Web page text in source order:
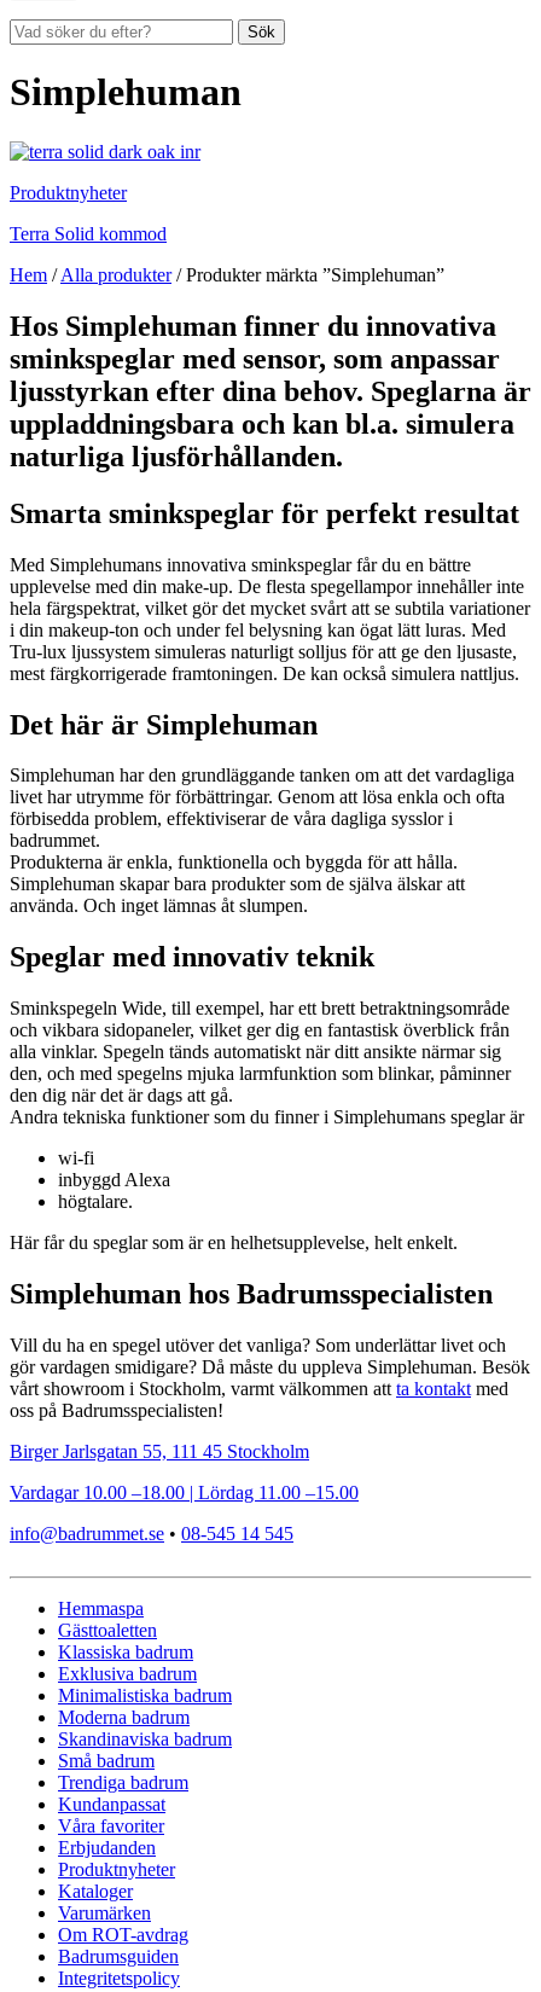
Sök
Simplehuman
Produktnyheter
Terra Solid kommod
Hem /Alla produkter/Produkter märkta ”Simplehuman”
Hos Simplehuman finner du innovativa
sminkspeglar med sensor, som anpassar
ljusstyrkan efter dina behov. Speglarna är
uppladdningsbara och kan bl.a. simulera
naturliga ljusförhållanden.
Smarta sminkspeglar för perfekt resultat
Med Simplehumans innovativa sminkspeglar får du en bättre
upplevelse med din make-up. De flesta spegellampor innehåller inte
hela färgspektrat, vilket gör det mycket svårt att se subtila variationer
i din makeup-ton och under fel belysning kan ögat lätt luras. Med
Tru-lux ljussystem simuleras naturligt solljus för att ge den ljusaste,
mest färgkorrigerade framtoningen. De kan också simulera nattljus.
Det här är Simplehuman
Simplehuman har den grundläggande tanken om att det vardagliga
livet har utrymme för förbättringar. Genom att lösa enkla och ofta
förbisedda problem, effektiviserar de våra dagliga sysslor i
badrummet.
Produkterna är enkla, funktionella och byggda för att hålla.
Simplehuman skapar bara produkter som de själva älskar att
använda. Och inget lämnas åt slumpen.
Speglar med innovativ teknik
Sminkspegeln Wide, till exempel, har ett brett betraktningsområde
och vikbara sidopaneler, vilket ger dig en fantastisk överblick från
alla vinklar. Spegeln tänds automatiskt när ditt ansikte närmar sig
den, och med spegelns mjuka larmfunktion som blinkar, påminner
den dig när det är dags att gå.
Andra tekniska funktioner som du finner i Simplehumans speglar är
wi-fi
inbyggd Alexa
högtalare.
Här får du speglar som är en helhetsupplevelse, helt enkelt.
Simplehuman hos Badrumsspecialisten
Vill du ha en spegel utöver det vanliga? Som underlättar livet och
gör vardagen smidigare? Då måste du uppleva Simplehuman. Besök
vårt showroom i Stockholm, varmt välkommen att ta kontakt med
oss på Badrumsspecialisten!
Birger Jarlsgatan 55, 111 45 Stockholm
Vardagar 10.00 –18.00 | Lördag 11.00 –15.00
info@badrummet.se • 08-545 14 545
Hemmaspa
Gästtoaletten
Klassiska badrum
Exklusiva badrum
Minimalistiska badrum
Moderna badrum
Skandinaviska badrum
Små badrum
Trendiga badrum
Kundanpassat
Våra favoriter
Erbjudanden
Produktnyheter
Kataloger
Varumärken
Om ROT-avdrag
Badrumsguiden
Integritetspolicy